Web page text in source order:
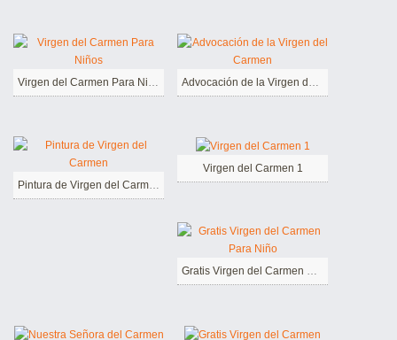
Virgen del Carmen Para Niños Advocación de la Virgen del Carmen
Pintura de Virgen del Carmen
Virgen del Carmen 1
Gratis Virgen del Carmen Para Niño